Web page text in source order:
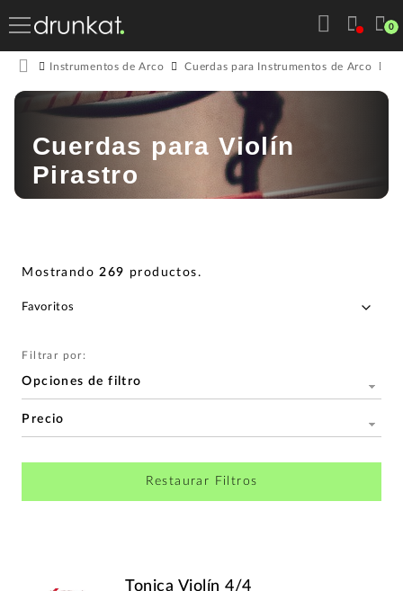
0
Instrumentos de Arco Cuerdas para Instrumentos de Arco
Cuerdas para Violín
Pirastro
Mostrando269 productos.
Filtrar por:
Opciones de filtro
Precio
Restaurar Filtros
Tonica Violín 4/4